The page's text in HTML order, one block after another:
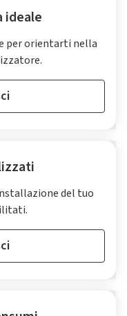
ideale
per orientarti nella
del tuo